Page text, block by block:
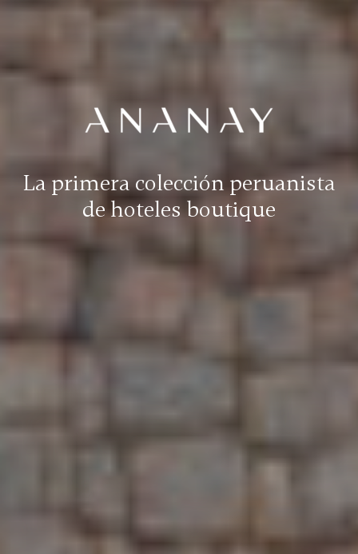
La primera colección peruanista
de hoteles boutique